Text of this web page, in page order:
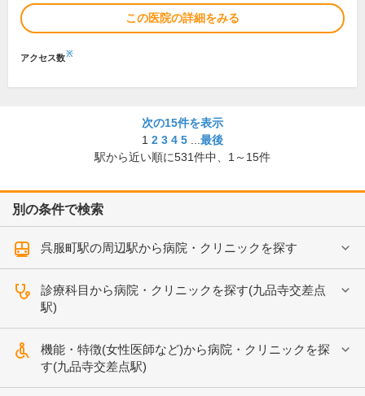
この医院の詳細をみる
アクセス数※
次の15件を表示
1 2 3 4 5
最後
駅から近い順に531件中、 1～15件
別の条件で検索
呉服町駅の周辺駅から病院・クリニックを探す
診療科目から病院・クリニックを探す(九品寺交差点
駅)
機能・特徴(女性医師など)から病院・クリニックを探
す(九品寺交差点駅)